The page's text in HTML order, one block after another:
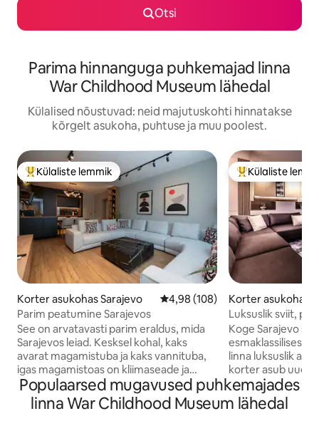
Otsi
Parima hinnanguga puhkemajad linna
War Childhood Museum lähedal
Külalised nõustuvad: neid majutuskohti hinnatakse
kõrgelt asukoha, puhtuse ja muu poolest.
Külaliste suur lemmik
Külaliste lemmik
Korter asukohas Sarajevo Keskmine hinnang 4,98/5, 108
4,98 (108)
Parim peatumine Sarajevos
See on arvatavasti parim eraldus, mida
Sarajevos leiad. Kesksel kohal, kaks
avarat magamistuba ja kaks vannituba,
igas magamistoas on kliimaseade ja
televiisor, suur diivan elutoas,
pesumasin/kuivatusmasin,
lisadiivanvoodi ühes magamistoas,
Külaliste suur
Külaliste
Korter asukohas
Luksuslik sviit,
kesklinnas -
Koge Sarajevo
esmaklassilises asukohas.
linna luksuslik
korter asub uues
privaatne garaaž,
juurdepääs liftile
Asub kõige
Populaarsed mugavused puhkemajades
linna War Childhood Museum lähedal